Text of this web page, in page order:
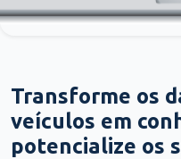
Transforme os
veículos em
potencialize os